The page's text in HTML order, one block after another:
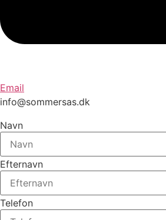
Email
info@sommersas.dk
Navn
Efternavn
Telefon